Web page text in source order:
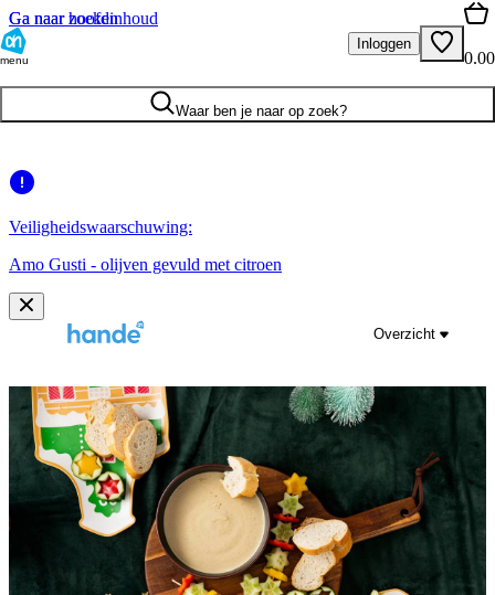
Ga naar hoofdinhoud
Ga naar zoeken
menu
Inloggen
0.00
Waar ben je naar op zoek?
Veiligheidswaarschuwing:
Amo Gusti - olijven gevuld met citroen
Overzicht